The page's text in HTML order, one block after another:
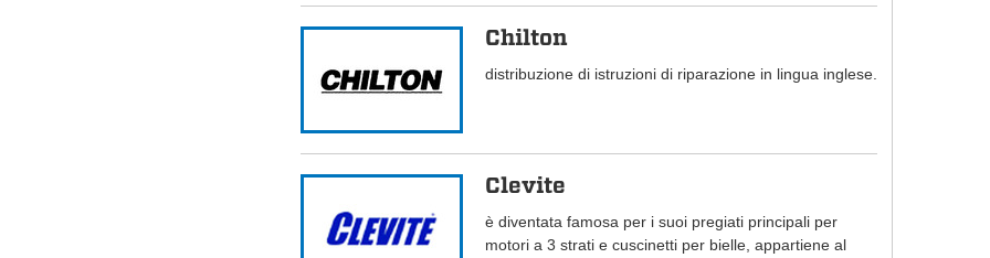
Chilton
distribuzione di istruzioni di riparazione in lingua inglese.
Clevite
è diventata famosa per i suoi pregiati principali per
motori a 3 strati e cuscinetti per bielle, appartiene al